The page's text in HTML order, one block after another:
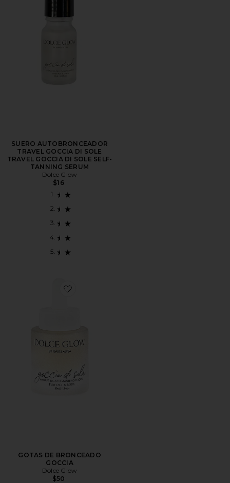
SUERO AUTOBRONCEADOR
TRAVEL GOCCIA DI SOLE
TRAVEL GOCCIA DI SOLE SELF-
TANNING SERUM
Dolce Glow
$16
Favorite GOTAS DE BRONCEADO GOCCIA
GOTAS DE BRONCEADO
GOCCIA
Dolce Glow
$50